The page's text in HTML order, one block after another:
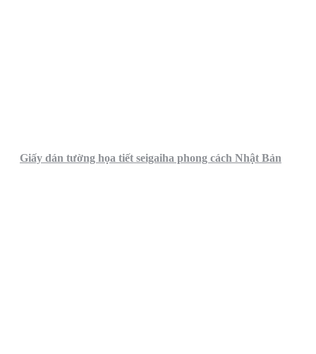
Giấy dán tường họa tiết seigaiha phong cách Nhật Bản